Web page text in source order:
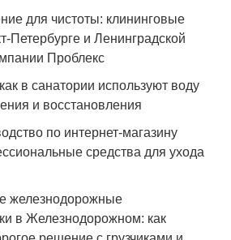
для чистоты: клининговые
Петербурге и Ленинградской
Проблекс
в санатории используют воду
и восстановления
по интернет-магазину
средства для ухода
железнодорожные
в Железнодорожном: как